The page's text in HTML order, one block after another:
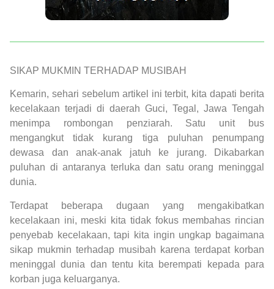
SIKAP MUKMIN TERHADAP MUSIBAH
Kemarin, sehari sebelum artikel ini terbit, kita dapati berita
kecelakaan terjadi di daerah Guci, Tegal, Jawa Tengah
menimpa rombongan penziarah. Satu unit bus
mengangkut tidak kurang tiga puluhan penumpang
dewasa dan anak-anak jatuh ke jurang. Dikabarkan
puluhan di antaranya terluka dan satu orang meninggal
dunia.
Terdapat beberapa dugaan yang mengakibatkan
kecelakaan ini, meski kita tidak fokus membahas rincian
penyebab kecelakaan, tapi kita ingin ungkap bagaimana
sikap mukmin terhadap musibah karena terdapat korban
meninggal dunia dan tentu kita berempati kepada para
korban juga keluarganya.